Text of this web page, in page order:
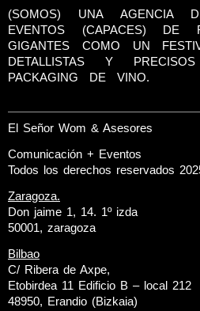
(SOMOS) UNA AGENCIA
EVENTOS (CAPACES) DE
GIGANTES COMO UN
DETALLISTAS Y
PACKAGING DE VINO.
El Señor Wom & Asesores
Comunicación + Eventos
Todos los derechos reservados
Zaragoza.
Don jaime 1, 14. 1º izda
50001, zaragoza
Bilbao
C/ Ribera de Axpe,
Etobirdea 11 Edificio B – local 212
48950, Erandio (Bizkaia)